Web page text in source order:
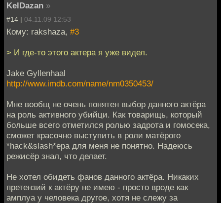
KelDazan »
#14 | 04.11.09 12:53
Кому: rakshaza, #3
> И где-то этого актера я уже видел.
Jake Gyllenhaal
http://www.imdb.com/name/nm0350453/
Мне вообщ не очень понятен выбор данного актёра
на роль активного убийци. Как товарищь, который
больше всего отметился ролью задрота и гомосека,
сможет красочно выступить в роли матёрого
*hack&slash*ера для меня не понятно. Надеюсь
режисёр знал, что делает.
Не хотел обидеть фанов данного актёра. Никаких
претензий к актёру не имею - просто вроде как
амплуа у человека другое, хотя не слежу за